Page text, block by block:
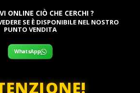
ONLINE CIÒ CHE CERCHI ?
SE È DISPONIBILE NEL NOSTRO
PUNTO VENDITA
WhatsApp